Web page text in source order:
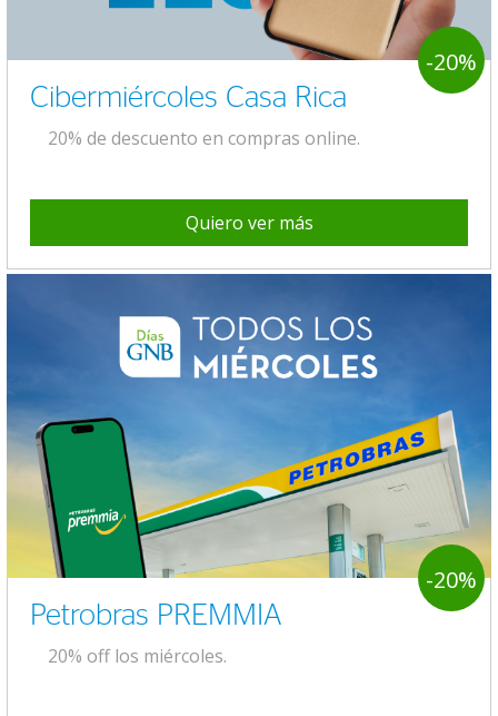
-20%
Cibermiércoles Casa Rica
20% de descuento en compras online.
Quiero ver más
-20%
Petrobras PREMMIA
20% off los miércoles.